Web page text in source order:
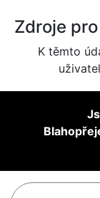
Zdroje
K těmto